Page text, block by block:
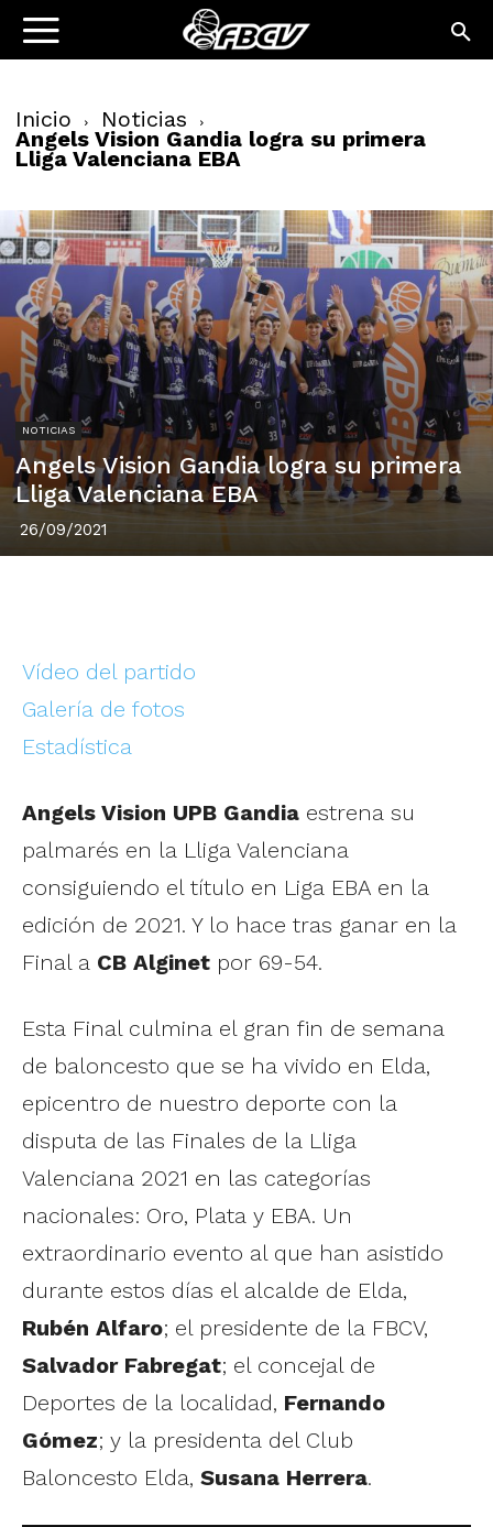
Inicio Noticias
Angels Vision Gandia logra su primera
Lliga Valenciana EBA
NOTICIAS
Angels Vision Gandia logra su primera
Lliga Valenciana EBA
26/09/2021
Vídeo del partido
Galería de fotos
Estadística
Angels Vision UPB Gandia estrena su
palmarés en la Lliga Valenciana
consiguiendo el título en Liga EBA en la
edición de 2021. Y lo hace tras ganar en la
Final a CB Alginet por 69-54.
Esta Final culmina el gran fin de semana
de baloncesto que se ha vivido en Elda,
epicentro de nuestro deporte con la
disputa de las Finales de la Lliga
Valenciana 2021 en las categorías
nacionales: Oro, Plata y EBA. Un
extraordinario evento al que han asistido
durante estos días el alcalde de Elda,
Rubén Alfaro; el presidente de la FBCV,
Salvador Fabregat; el concejal de
Deportes de la localidad, Fernando
Gómez; y la presidenta del Club
Baloncesto Elda, Susana Herrera.